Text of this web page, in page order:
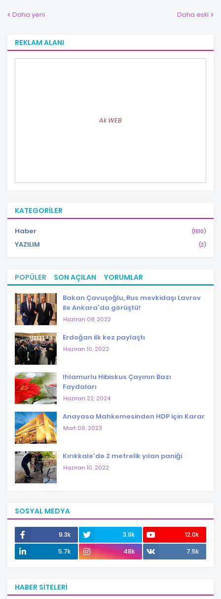
Daha yeni Daha eski
REKLAM ALANI
Ak WEB
KATEGORILER
Haber (1510)
YAZILIM (2)
POPÜLER SON AÇILAN YORUMLAR
Bakan Çavuşoğlu, Rus mevkidaşı Lavrov
ile Ankara'da görüştü!
Haziran 08, 2022
Erdoğan ilk kez paylaştı
Haziran 10, 2022
Ihlamurlu Hibiskus Çayının Bazı
Faydaları
Haziran 22, 2024
Anayasa Mahkemesinden HDP için Karar
Mart 09, 2023
Kırıkkale'de 2 metrelik yılan paniği
Haziran 10, 2022
SOSYAL MEDYA
9.3k 3.9k
12.0k
5.7k
48k 7.5k
HABER SITELERI